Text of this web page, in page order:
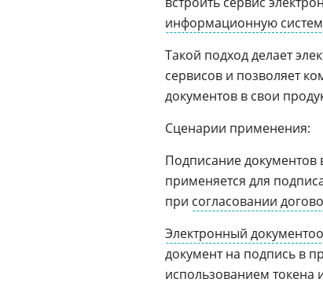
информационную
Такой подход делает
сервисов и позволяет
документов в свои
Сценарии применения:
Подписание документов
применяется для
при согласовании
Электронный
документ на подпись в
использованием токена